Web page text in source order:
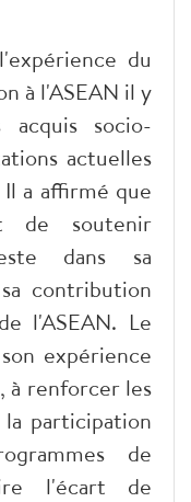
du
à l'ASEAN il y
socio-
actuelles
a affirmé que
de soutenir
dans sa
contribution
l'ASEAN. Le
expérience
à renforcer les
participation
de
l'écart de